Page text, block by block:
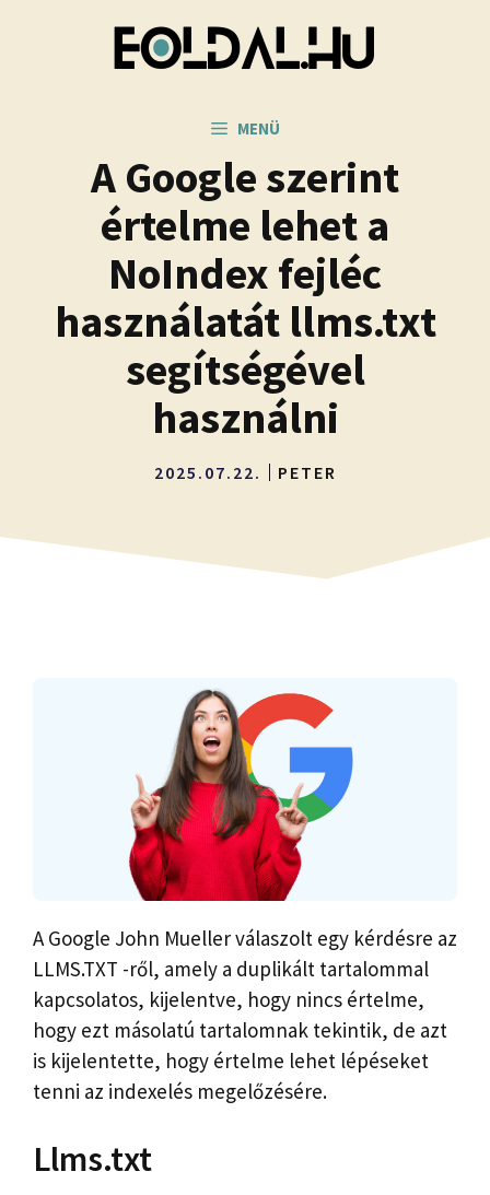
MENÜ
A Google szerint
értelme lehet a
NoIndex fejléc
használatát llms.txt
segítségével
használni
2025.07.22. PETER
A Google John Mueller válaszolt egy kérdésre az
LLMS.TXT -ről, amely a duplikált tartalommal
kapcsolatos, kijelentve, hogy nincs értelme,
hogy ezt másolatú tartalomnak tekintik, de azt
is kijelentette, hogy értelme lehet lépéseket
tenni az indexelés megelőzésére.
Llms.txt